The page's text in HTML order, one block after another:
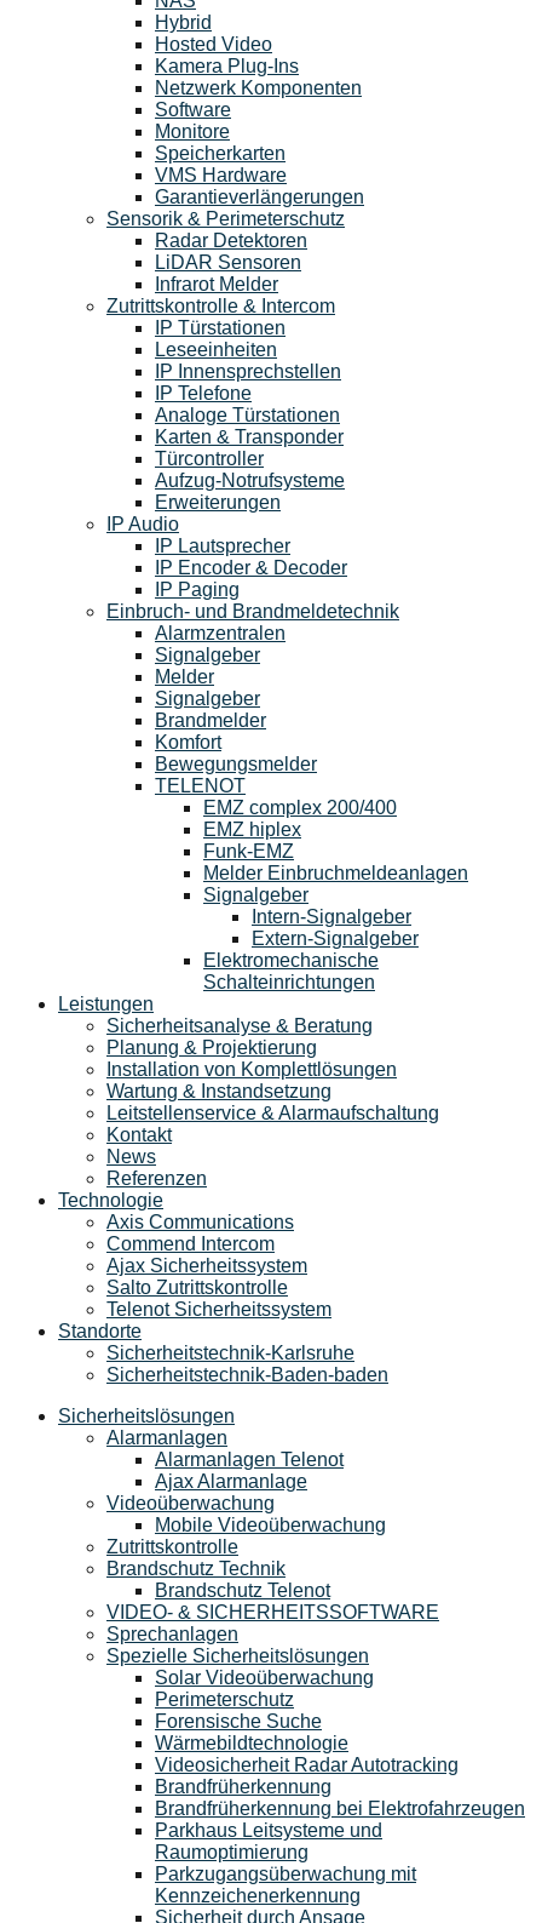
Hybrid
Hosted Video
Kamera Plug-Ins
Netzwerk Komponenten
Software
Monitore
Speicherkarten
VMS Hardware
Garantieverlängerungen
Sensorik & Perimeterschutz
Radar Detektoren
LiDAR Sensoren
Infrarot Melder
Zutrittskontrolle & Intercom
IP Türstationen
Leseeinheiten
IP Innensprechstellen
IP Telefone
Analoge Türstationen
Karten & Transponder
Türcontroller
Aufzug-Notrufsysteme
Erweiterungen
IP Audio
IP Lautsprecher
IP Encoder & Decoder
IP Paging
Einbruch- und Brandmeldetechnik
Alarmzentralen
Signalgeber
Melder
Signalgeber
Brandmelder
Komfort
Bewegungsmelder
TELENOT
EMZ complex 200/400
EMZ hiplex
Funk-EMZ
Melder Einbruchmeldeanlagen
Signalgeber
Intern-Signalgeber
Extern-Signalgeber
Elektromechanische
Schalteinrichtungen
Leistungen
Sicherheitsanalyse & Beratung
Planung & Projektierung​
Installation von Komplettlösungen
Wartung & Instandsetzung
Leitstellenservice & Alarmaufschaltung
Kontakt
News
Referenzen
Technologie
Axis Communications
Commend Intercom
Ajax Sicherheitssystem​
Salto Zutrittskontrolle
Telenot Sicherheitssystem
Standorte
Sicherheitstechnik-Karlsruhe
Sicherheitstechnik-Baden-baden
Sicherheitslösungen
Alarmanlagen
Alarmanlagen Telenot
Ajax Alarmanlage
Videoüberwachung
Mobile Videoüberwachung
Zutrittskontrolle
Brandschutz Technik
Brandschutz Telenot
VIDEO- & SICHERHEITSSOFTWARE
Sprechanlagen
Spezielle Sicherheitslösungen
Solar Videoüberwachung
Perimeterschutz
Forensische Suche
Wärmebildtechnologie
Videosicherheit Radar Autotracking​
Brandfrüherkennung
Brandfrüherkennung bei Elektrofahrzeugen
Parkhaus Leitsysteme und
Raumoptimierung
Parkzugangsüberwachung mit
Kennzeichenerkennung
Sicherheit durch Ansage